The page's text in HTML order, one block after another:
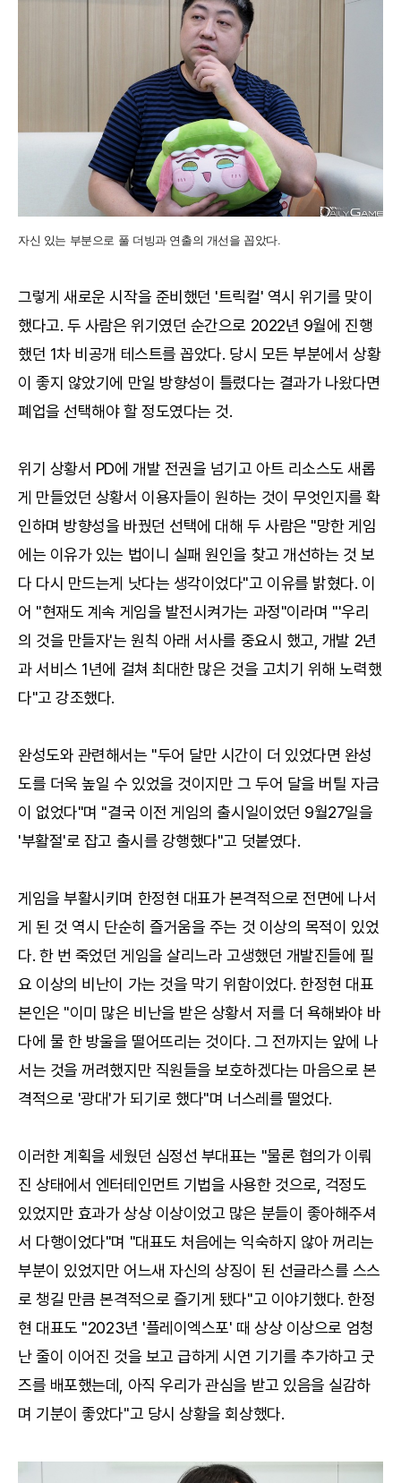
자신 있는 부분으로 풀 더빙과 연출의 개선을 꼽았다.
그렇게 새로운 시작을 준비했던 '트릭컬' 역시 위기를 맞이
했다고. 두 사람은 위기였던 순간으로 2022년 9월에 진행
했던 1차 비공개 테스트를 꼽았다. 당시 모든 부분에서 상황
이 좋지 않았기에 만일 방향성이 틀렸다는 결과가 나왔다면
폐업을 선택해야 할 정도였다는 것.
위기 상황서 PD에 개발 전권을 넘기고 아트 리소스도 새롭
게 만들었던 상황서 이용자들이 원하는 것이 무엇인지를 확
인하며 방향성을 바꿨던 선택에 대해 두 사람은 "망한 게임
에는 이유가 있는 법이니 실패 원인을 찾고 개선하는 것 보
다 다시 만드는게 낫다는 생각이었다"고 이유를 밝혔다. 이
어 "현재도 계속 게임을 발전시켜가는 과정"이라며 "'우리
의 것을 만들자'는 원칙 아래 서사를 중요시 했고, 개발 2년
과 서비스 1년에 걸쳐 최대한 많은 것을 고치기 위해 노력했
다"고 강조했다.
완성도와 관련해서는 "두어 달만 시간이 더 있었다면 완성
도를 더욱 높일 수 있었을 것이지만 그 두어 달을 버틸 자금
이 없었다"며 "결국 이전 게임의 출시일이었던 9월27일을
'부활절'로 잡고 출시를 강행했다"고 덧붙였다.
게임을 부활시키며 한정현 대표가 본격적으로 전면에 나서
게 된 것 역시 단순히 즐거움을 주는 것 이상의 목적이 있었
다. 한 번 죽었던 게임을 살리느라 고생했던 개발진들에 필
요 이상의 비난이 가는 것을 막기 위함이었다. 한정현 대표
본인은 "이미 많은 비난을 받은 상황서 저를 더 욕해봐야 바
다에 물 한 방울을 떨어뜨리는 것이다. 그 전까지는 앞에 나
서는 것을 꺼려했지만 직원들을 보호하겠다는 마음으로 본
격적으로 '광대'가 되기로 했다"며 너스레를 떨었다.
이러한 계획을 세웠던 심정선 부대표는 "물론 협의가 이뤄
진 상태에서 엔터테인먼트 기법을 사용한 것으로, 걱정도
있었지만 효과가 상상 이상이었고 많은 분들이 좋아해주셔
서 다행이었다"며 "대표도 처음에는 익숙하지 않아 꺼리는
부분이 있었지만 어느새 자신의 상징이 된 선글라스를 스스
로 챙길 만큼 본격적으로 즐기게 됐다"고 이야기했다. 한정
현 대표도 "2023년 '플레이엑스포' 때 상상 이상으로 엄청
난 줄이 이어진 것을 보고 급하게 시연 기기를 추가하고 굿
즈를 배포했는데, 아직 우리가 관심을 받고 있음을 실감하
며 기분이 좋았다"고 당시 상황을 회상했다.